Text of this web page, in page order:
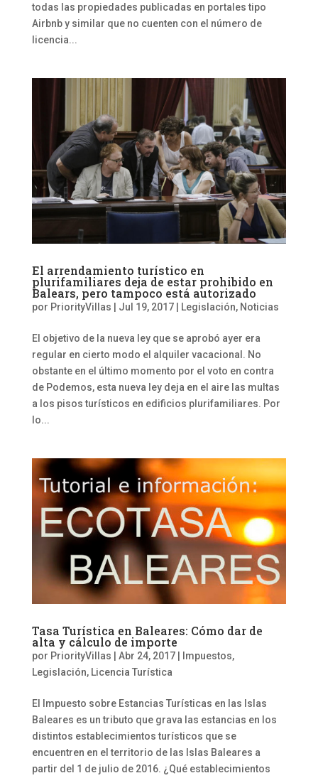
todas las propiedades publicadas en portales tipo
Airbnb y similar que no cuenten con el número de
licencia...
El arrendamiento turístico en
plurifamiliares deja de estar prohibido en
Balears, pero tampoco está autorizado
por PriorityVillas Jul 19, 2017| Legislación, Noticias
El objetivo de la nueva ley que se aprobó ayer era
regular en cierto modo el alquiler vacacional. No
obstante en el último momento por el voto en contra
de Podemos, esta nueva ley deja en el aire las multas
a los pisos turísticos en edificios plurifamiliares. Por
lo...
Tasa Turística en Baleares: Cómo dar de
alta y cálculo de importe
por PriorityVillas Abr 24, 2017| Impuestos,
Legislación, Licencia Turística
El Impuesto sobre Estancias Turísticas en las Islas
Baleares es un tributo que grava las estancias en los
distintos establecimientos turísticos que se
encuentren en el territorio de las Islas Baleares a
partir del 1 de julio de 2016. ¿Qué establecimientos